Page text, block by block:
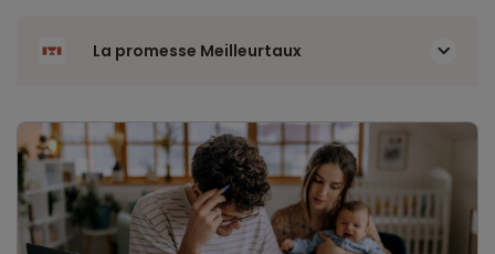
La promesse Meilleurtaux